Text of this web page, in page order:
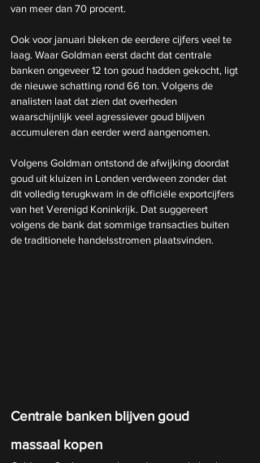
van meer dan 70 procent.
Ook voor januari bleken de eerdere cijfers veel te
laag. Waar Goldman eerst dacht dat centrale
banken ongeveer 12 ton goud hadden gekocht, ligt
de nieuwe schatting rond 66 ton. Volgens de
analisten laat dat zien dat overheden
waarschijnlijk veel agressiever goud blijven
accumuleren dan eerder werd aangenomen.
Volgens Goldman ontstond de afwijking doordat
goud uit kluizen in Londen verdween zonder dat
dit volledig terugkwam in de officiële exportcijfers
van het Verenigd Koninkrijk. Dat suggereert
volgens de bank dat sommige transacties buiten
de traditionele handelsstromen plaatsvinden.
Centrale banken blijven goud
massaal kopen